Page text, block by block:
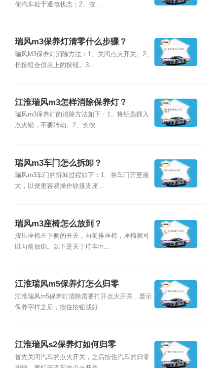
使汽车处于通电状态；2、按...
瑞风m3保养灯清零什么步骤？
瑞风M3保养灯消除方法：1、关闭点火开关。2、
长按组合仪表上的按钮。3...
江淮瑞风m3怎样消除保养灯？
瑞风m3保养灯的消除方法如下：1、将钥匙插入
点火锁，不要转动。2、长按...
瑞风m3车门怎么拆卸？
瑞风m3车门的拆卸过程如下：1、将车门开至最
大，以便更容易操作铰接支座...
瑞风m3座椅怎么放到？
按压座椅左下侧的开关，向前推座椅，座椅就可
以向前放倒。以下是关于瑞丰m...
江淮瑞风m5保养灯怎么归零
江淮瑞风m5保养灯清除需要打开点火开关，显示
保养字样之后，按住按钮就好...
江淮瑞风s2保养灯如何归零
首先关闭汽车的点火开关，之后按住汽车的归零